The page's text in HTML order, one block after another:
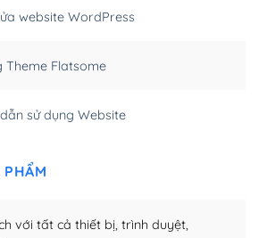
để thiết kế web thì trang web
sửa chữa
thì vấn đề giao diện của
đơn giản hơn.
website WordPress
Theme Flatsome
sử dụng Website
với tất cả thiết bị, trình duyệt,